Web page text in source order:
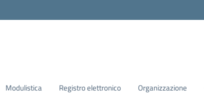
Modulistica Registro elettronico Organizzazione